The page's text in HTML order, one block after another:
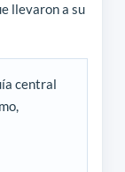
llevaron a su
central